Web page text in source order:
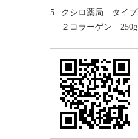
クシロ薬局 タイプ
２コラーゲン 250g